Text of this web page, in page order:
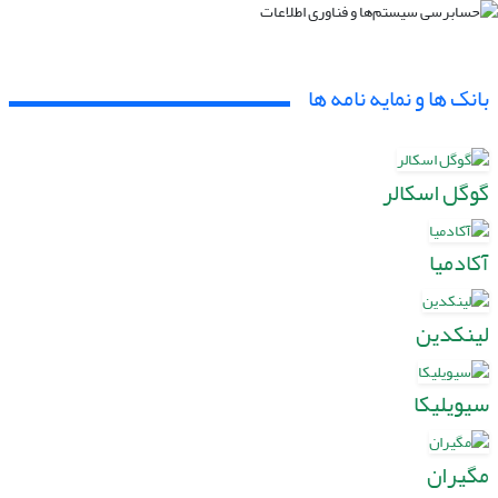
بانک ها و نمایه نامه ها
گوگل اسکالر
آکادمیا
لینکدین
سیویلیکا
مگیران